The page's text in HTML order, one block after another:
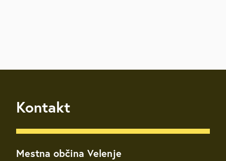
Kontakt
Mestna občina Velenje